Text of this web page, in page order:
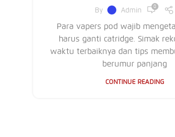
By Admin 0
Para vapers pod wajib
harus ganti catridge. Simak
waktu terbaiknya dan tips
berumur panjang
CONTINUE READING